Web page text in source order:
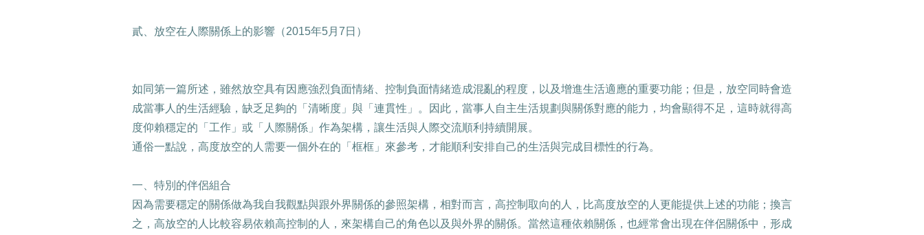
貳、放空在人際關係上的影響（2015年5月 7 日）
如同第一篇所述，雖然放空具有因應強烈負面情緒、控制負面情緒造成混亂的程度，以及增進生活適應的重要功能；但是，放空同時會造
成當事人的生活經驗，缺乏足夠的「清晰度」與「連貫性」。因此，當事人自主生活規劃與關係對應的能力，均會顯得不足，這時就得高
度仰賴穩定的「工作」或「人際關係」作為架構，讓生活與人際交流順利持續開展。
通俗一點說，高度放空的人需要一個外在的「框框」來參考，才能順利安排自己的生活與完成目標性的行為。
一、特別的伴侶組合
因為需要穩定的關係做為我自我觀點與跟外界關係的參照架構，相對而言，高控制取向的人，比高度放空的人更能提供上述的功能；換言
之，高放空的人比較容易依賴高控制的人，來架構自己的角色以及與外界的關係。當然這種依賴關係，也經常會出現在伴侶關係中，形成